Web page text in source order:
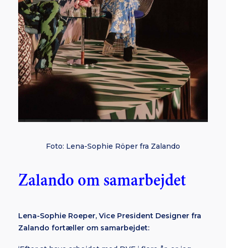
Foto: Lena-Sophie Röper fra Zalando
Zalando om samarbejdet
Lena-Sophie Roeper, Vice President Designer fra
Zalando fortæller om samarbejdet: